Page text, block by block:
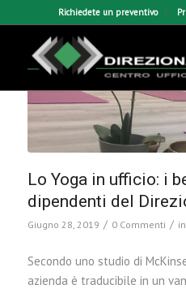
Richiedete un preventivo
Lo Yoga in ufficio: i
dipendenti del
Giugno 28, 2019 / 0 Commenti / in
Secondo uno studio di
azienda è traducibile in un